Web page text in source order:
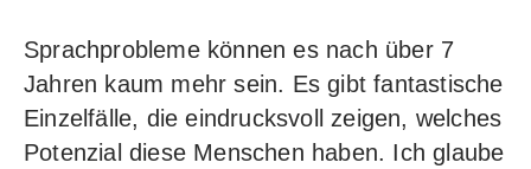
Sprachprobleme können es nach über 7
Jahren kaum mehr sein. Es gibt fantastische
Einzelfälle, die eindrucksvoll zeigen, welches
Potenzial diese Menschen haben. Ich glaube